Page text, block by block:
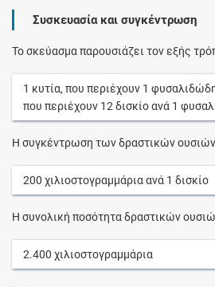
Συσκευασία και συγκέντρωση
Το σκεύασμα παρουσιάζει τον εξής
1 κυτία, που περιέχουν 1
που περιέχουν 12 δισκίοανά 1
Η συγκέντρωση των δραστικών
200 χιλιοστογραμμάριαανά 1 δισκίο
Η συνολική ποσότητα δραστικών
2.400 χιλιοστογραμμάρια